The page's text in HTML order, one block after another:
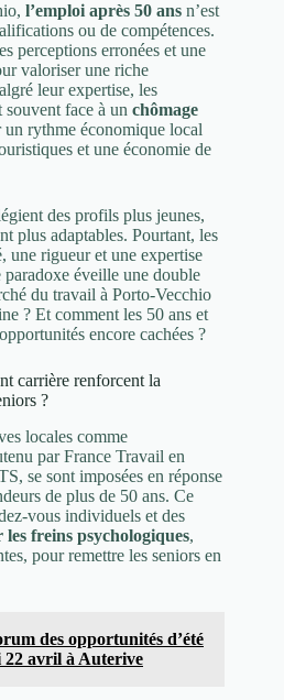
l’emploi après 50 ans n’est
ou de compétences.
perceptions erronées et une
valoriser une riche
leur expertise, les
souvent face à un chômage
un rythme économique local
et une économie de
des profils plus jeunes,
plus adaptables. Pourtant, les
une rigueur et une expertise
éveille une double
du travail à Porto-Vecchio
? Et comment les 50 ans et
encore cachées ?
carrière renforcent la
?
locales comme
par France Travail en
se sont imposées en réponse
de plus de 50 ans. Ce
vous individuels et des
les freins psychologiques,
pour remettre les seniors en
des opportunités d’été
22 avril à Auterive